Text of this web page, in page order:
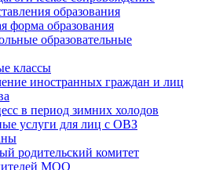
образования
форма образования
образовательные
классы
иностранных граждан и лиц
в период зимних холодов
услуги для лиц с ОВЗ
родительский комитет
МОО